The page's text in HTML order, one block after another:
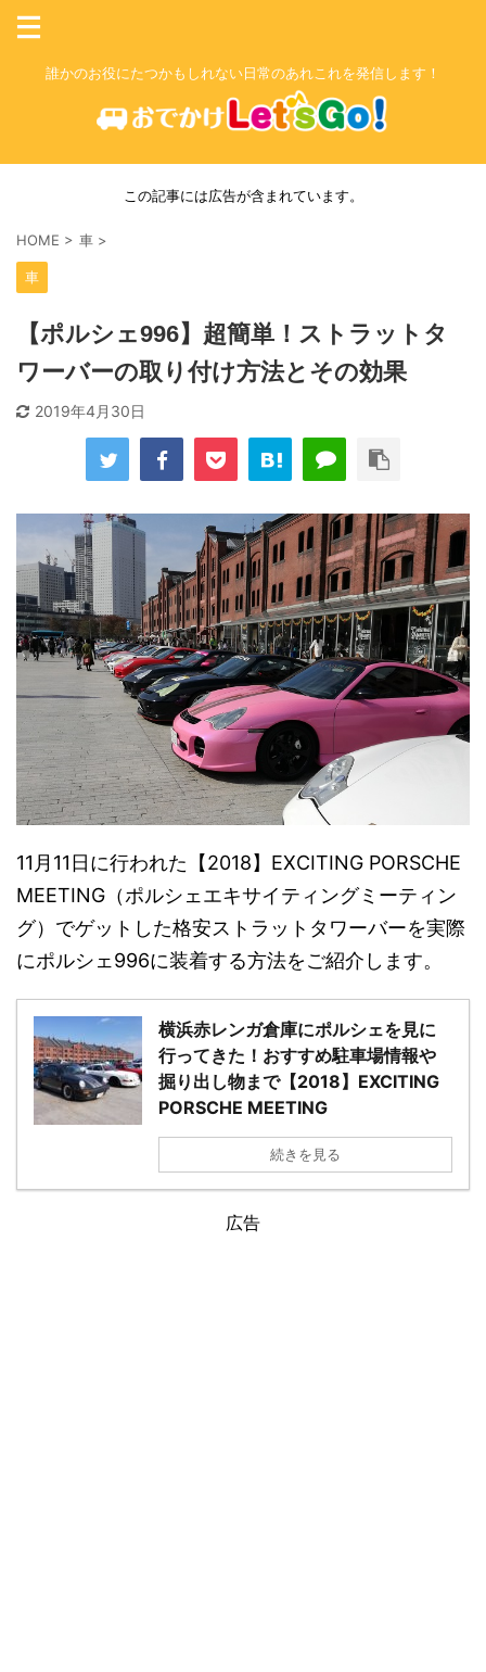
誰かのお役にたつかもしれない日常のあれこれを発信します！
この記事には広告が含まれています。
HOME > 車 >
車
【ポルシェ996】超簡単！ストラットタ
ワーバーの取り付け方法とその効果
2019年4月30日
11月11日に行われた【2018】EXCITING PORSCHE
MEETING（ポルシェエキサイティングミーティン
グ）でゲットした格安ストラットタワーバーを実際
にポルシェ996に装着する方法をご紹介します。
横浜赤レンガ倉庫にポルシェを見に
行ってきた！おすすめ駐車場情報や
掘り出し物まで【2018】EXCITING
PORSCHE MEETING
続きを見る
広告